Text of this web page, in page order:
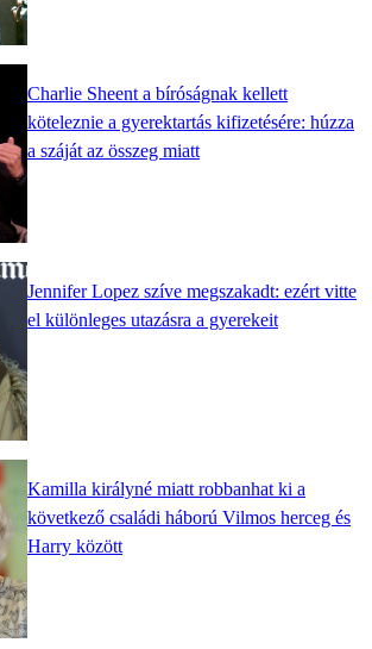
Charlie Sheent a bíróságnak kellett
köteleznie a gyerektartás kifizetésére: húzza
a száját az összeg miatt
Jennifer Lopez szíve megszakadt: ezért vitte
el különleges utazásra a gyerekeit
Kamilla királyné miatt robbanhat ki a
következő családi háború Vilmos herceg és
Harry között